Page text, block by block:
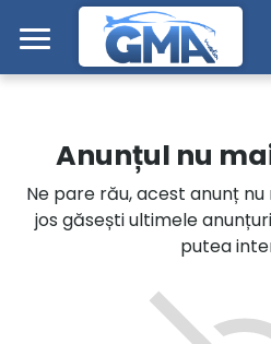
Mergi direct la conținutul
Autoturisme
Motociclete
Autoutilitare
Anunțul nu
Ne pare rău, acest anunț nu
jos găsești ultimele
putea